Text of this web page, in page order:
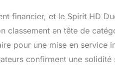
financier, et le Spirit HD
classement en tête de
pour une mise en service
confirment une